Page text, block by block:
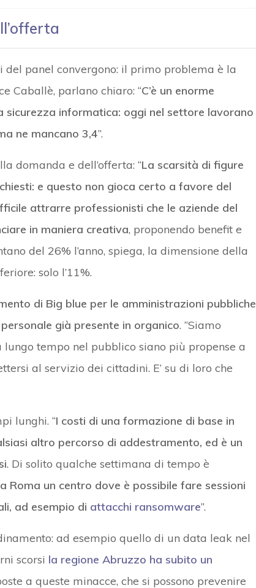
panel convergono: il primo problema è la
Caballè, parlano chiaro: “C’è un enorme
sicurezza informatica: oggi nel settore lavorano
ne mancano 3,4”.
domanda e dell’offerta: “La scarsità di figure
e questo non gioca certo a favore del
attrarre professionisti che le aziende del
in maniera creativa, proponendo benefit e
del 26% l’anno, spiega, la dimensione della
solo l’11%.
di Big blue per le amministrazioni pubbliche
già presente in organico. “Siamo
tempo nel pubblico siano più propense a
al servizio dei cittadini. E’ su di loro che
lunghi. “I costi di una formazione di base in
altro percorso di addestramento, ed è un
. Di solito qualche settimana di tempo è
Roma un centro dove è possibile fare sessioni
ad esempio di attacchi ransomware”.
ad esempio quello di un data leak nel
scorsi la regione Abruzzo ha subito un
a queste minacce, che si possono prevenire